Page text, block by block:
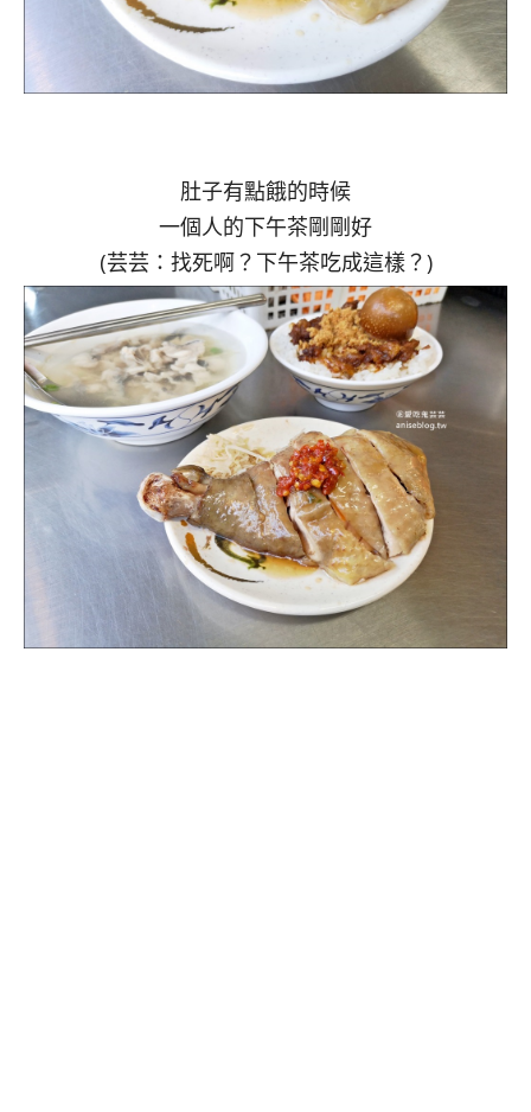
肚子有點餓的時候
一個人的下午茶剛剛好
(芸芸：找死啊？下午茶吃成這樣？)